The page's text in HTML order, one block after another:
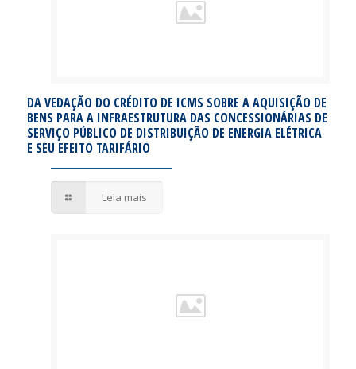
DA VEDAÇÃO DO CRÉDITO DE ICMS SOBRE A AQUISIÇÃO DE
BENS PARA A INFRAESTRUTURA DAS CONCESSIONÁRIAS DE
SERVIÇO PÚBLICO DE DISTRIBUIÇÃO DE ENERGIA ELÉTRICA
E SEU EFEITO TARIFÁRIO
Leia mais